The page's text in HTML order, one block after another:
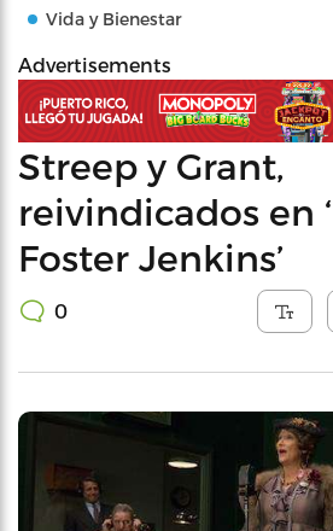
Vida y Bienestar
Advertisements
Streep y Grant,
reivindicados en
Foster Jenkins’
0